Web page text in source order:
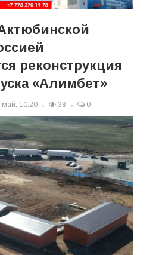
реконструкция
«Алимбет»
10:20 38 0